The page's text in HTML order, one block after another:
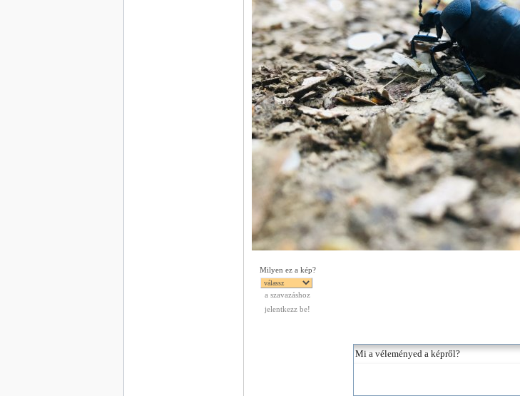
Milyen ez a kép?
a szavazáshoz
jelentkezz be!